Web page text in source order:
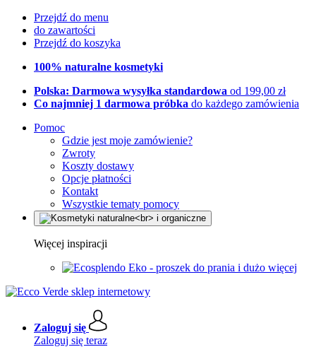
Przejdź do menu
do zawartości
Przejdź do koszyka
100% naturalne kosmetyki
Polska: Darmowa wysyłka standardowa od 199,00 zł
Co najmniej 1 darmowa próbka do każdego zamówienia
Pomoc
Gdzie jest moje zamówienie?
Zwroty
Koszty dostawy
Opcje płatności
Kontakt
Wszystkie tematy pomocy
Więcej inspiracji
Eko - proszek do prania i dużo więcej
Zaloguj się
Zaloguj się teraz